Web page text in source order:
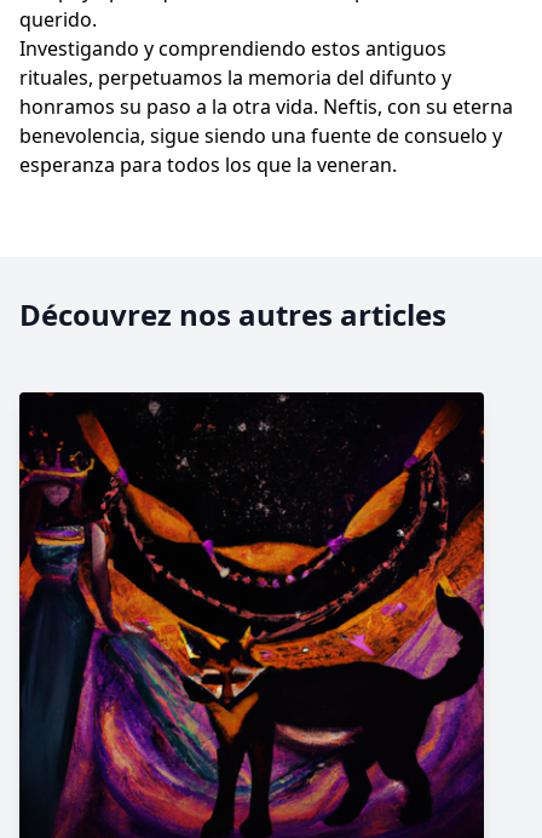
querido.
Investigando y comprendiendo estos antiguos
rituales, perpetuamos la memoria del difunto y
honramos su paso a la otra vida. Neftis, con su eterna
benevolencia, sigue siendo una fuente de consuelo y
esperanza para todos los que la veneran.
Découvrez nos autres articles